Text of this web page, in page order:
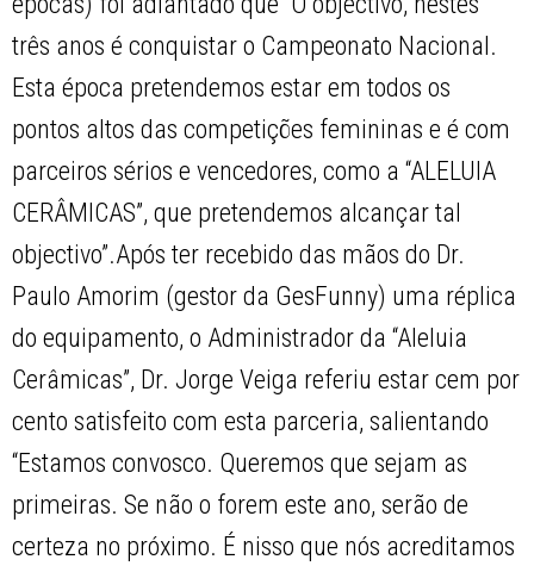
três anos é conquistar o Campeonato Nacional.
Esta época pretendemos estar em todos os
pontos altos das competições femininas e é com
parceiros sérios e vencedores, como a “ALELUIA
CERÂMICAS”, que pretendemos alcançar tal
objectivo”.Após ter recebido das mãos do Dr.
Paulo Amorim (gestor da GesFunny) uma réplica
do equipamento, o Administrador da “Aleluia
Cerâmicas”, Dr. Jorge Veiga referiu estar cem por
cento satisfeito com esta parceria, salientando
“Estamos convosco. Queremos que sejam as
primeiras. Se não o forem este ano, serão de
certeza no próximo. É nisso que nós acreditamos